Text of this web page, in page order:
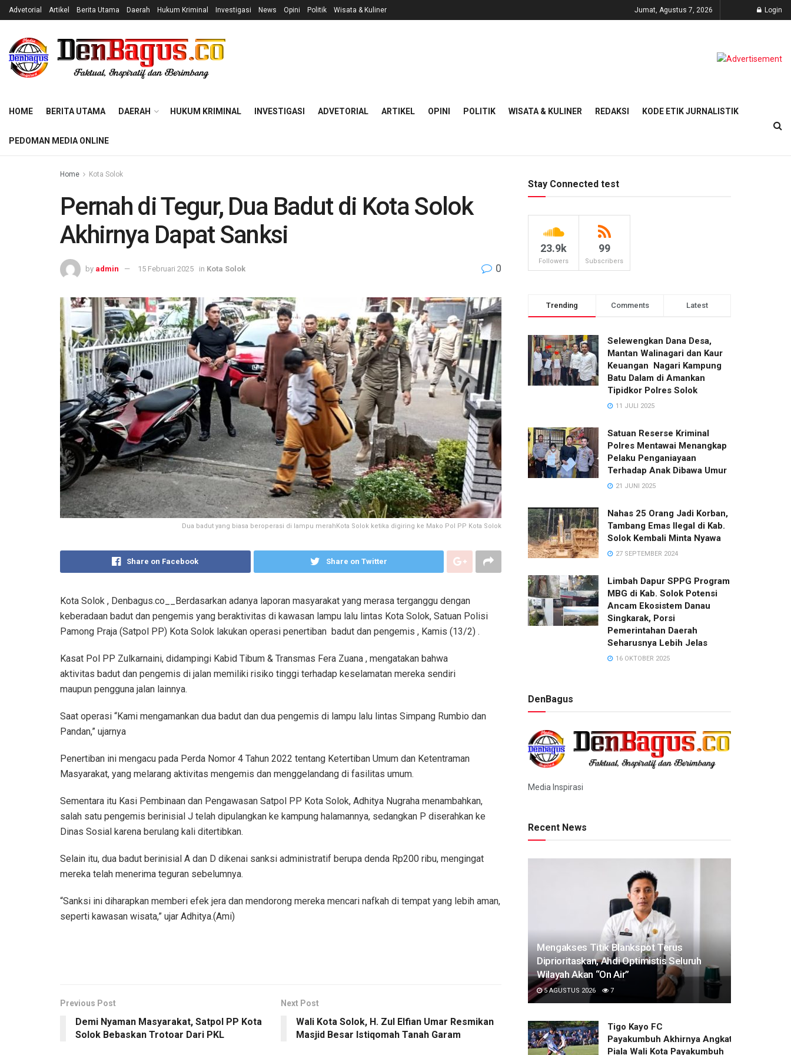
Advetorial Artikel Berita Utama Daerah Hukum Kriminal Investigasi News Opini Politik Wisata & Kuliner Jumat, Agustus 7, 2026 Login
HOME BERITA UTAMA DAERAH HUKUM KRIMINAL INVESTIGASI ADVETORIAL ARTIKEL OPINI POLITIK WISATA & KULINER REDAKSI KODE ETIK JURNALISTIK
PEDOMAN MEDIA ONLINE
Home Kota Solok
Pernah di Tegur, Dua Badut di Kota Solok
Akhirnya Dapat Sanksi
by admin 15 Februari 2025 in Kota Solok 0
Dua badut yang biasa beroperasi di lampu merahKota Solok ketika digiring ke Mako Pol PP Kota Solok
Share on Facebook Share on Twitter
Kota Solok , Denbagus.co__Berdasarkan adanya laporan masyarakat yang merasa terganggu dengan
keberadaan badut dan pengemis yang beraktivitas di kawasan lampu lalu lintas Kota Solok, Satuan Polisi
Pamong Praja (Satpol PP) Kota Solok lakukan operasi penertiban badut dan pengemis , Kamis (13/2) .
Kasat Pol PP Zulkarnaini, didampingi Kabid Tibum & Transmas Fera Zuana , mengatakan bahwa
aktivitas badut dan pengemis di jalan memiliki risiko tinggi terhadap keselamatan mereka sendiri
maupun pengguna jalan lainnya.
Saat operasi “Kami mengamankan dua badut dan dua pengemis di lampu lalu lintas Simpang Rumbio dan
Pandan,” ujarnya
Penertiban ini mengacu pada Perda Nomor 4 Tahun 2022 tentang Ketertiban Umum dan Ketentraman
Masyarakat, yang melarang aktivitas mengemis dan menggelandang di fasilitas umum.
Sementara itu Kasi Pembinaan dan Pengawasan Satpol PP Kota Solok, Adhitya Nugraha menambahkan,
salah satu pengemis berinisial J telah dipulangkan ke kampung halamannya, sedangkan P diserahkan ke
Dinas Sosial karena berulang kali ditertibkan.
Selain itu, dua badut berinisial A dan D dikenai sanksi administratif berupa denda Rp200 ribu, mengingat
mereka telah menerima teguran sebelumnya.
“Sanksi ini diharapkan memberi efek jera dan mendorong mereka mencari nafkah di tempat yang lebih aman,
seperti kawasan wisata,” ujar Adhitya.(Ami)
Previous Post
Demi Nyaman Masyarakat, Satpol PP Kota
Solok Bebaskan Trotoar Dari PKL
Next Post
Wali Kota Solok, H. Zul Elfian Umar Resmikan
Masjid Besar Istiqomah Tanah Garam
Stay Connected test
23.9k
Followers
99
Subscribers
Trending Comments Latest
Selewengkan Dana Desa,
Mantan Walinagari dan Kaur
Keuangan Nagari Kampung
Batu Dalam di Amankan
Tipidkor Polres Solok
11 JULI 2025
Satuan Reserse Kriminal
Polres Mentawai Menangkap
Pelaku Penganiayaan
Terhadap Anak Dibawa Umur
21 JUNI 2025
Nahas 25 Orang Jadi Korban,
Tambang Emas Ilegal di Kab.
Solok Kembali Minta Nyawa
27 SEPTEMBER 2024
Limbah Dapur SPPG Program
MBG di Kab. Solok Potensi
Ancam Ekosistem Danau
Singkarak, Porsi
Pemerintahan Daerah
Seharusnya Lebih Jelas
16 OKTOBER 2025
DenBagus
Media Inspirasi
Recent News
Mengakses Titik Blankspot Terus
Diprioritaskan, Ahdi Optimistis Seluruh
Wilayah Akan “On Air”
5 AGUSTUS 2026 7
Tigo Kayo FC
Payakumbuh Akhirnya Angkat Trofi
Piala Wali Kota Payakumbuh